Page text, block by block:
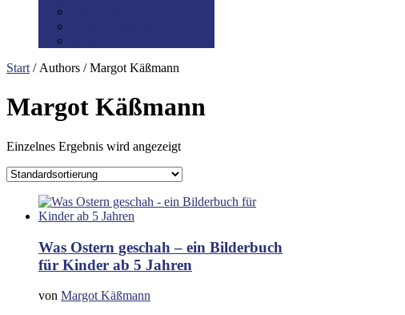
Start / Authors / Margot Käßmann
Margot Käßmann
Einzelnes Ergebnis wird angezeigt
Was Ostern geschah – ein Bilderbuch
für Kinder ab 5 Jahren
von Margot Käßmann